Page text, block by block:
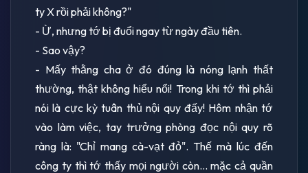
ty X rồi phải không?"
- Ừ, nhưng tớ bị đuổi ngay từ ngày đầu tiên.
- Sao vậy?
- Mấy thằng cha ở đó đúng là nóng lạnh thất
thường, thật không hiểu nổi! Trong khi tớ thì phải
nói là cực kỳ tuân thủ nội quy đấy! Hôm nhận tớ
vào làm việc, tay trưởng phòng đọc nội quy rõ
ràng là: "Chỉ mang cà-vạt đỏ". Thế mà lúc đến
công ty thì tớ thấy mọi người còn... mặc cả quần